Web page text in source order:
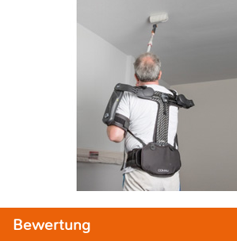
Bewertung